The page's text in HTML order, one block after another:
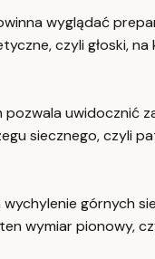
wyglądać
czyli głoski,
pozwala
siecznego, czyli
górnych
wymiar pionowy,